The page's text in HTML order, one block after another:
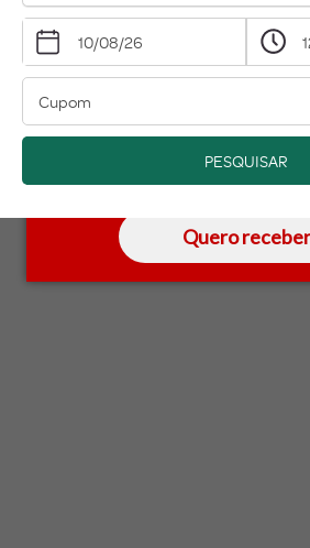
Qual modalidade está buscando?*
Eu concordo em receber
A nossa empresa está
respeitar sua privacidade, acesse
Quero receber
PESQUISAR